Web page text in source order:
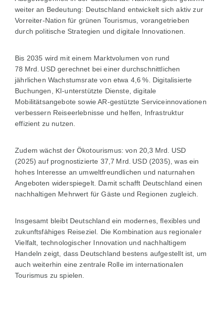
weiter an Bedeutung: Deutschland entwickelt sich aktiv zur
Vorreiter-Nation für grünen Tourismus, vorangetrieben
durch politische Strategien und digitale Innovationen.
Bis 2035 wird mit einem Marktvolumen von rund
78 Mrd. USD gerechnet bei einer durchschnittlichen
jährlichen Wachstumsrate von etwa 4,6 %. Digitalisierte
Buchungen, KI-unterstützte Dienste, digitale
Mobilitätsangebote sowie AR-gestützte Serviceinnovationen
verbessern Reiseerlebnisse und helfen, Infrastruktur
effizient zu nutzen.
Zudem wächst der Ökotourismus: von 20,3 Mrd. USD
(2025) auf prognostizierte 37,7 Mrd. USD (2035), was ein
hohes Interesse an umweltfreundlichen und naturnahen
Angeboten widerspiegelt. Damit schafft Deutschland einen
nachhaltigen Mehrwert für Gäste und Regionen zugleich.
Insgesamt bleibt Deutschland ein modernes, flexibles und
zukunftsfähiges Reiseziel. Die Kombination aus regionaler
Vielfalt, technologischer Innovation und nachhaltigem
Handeln zeigt, dass Deutschland bestens aufgestellt ist, um
auch weiterhin eine zentrale Rolle im internationalen
Tourismus zu spielen.